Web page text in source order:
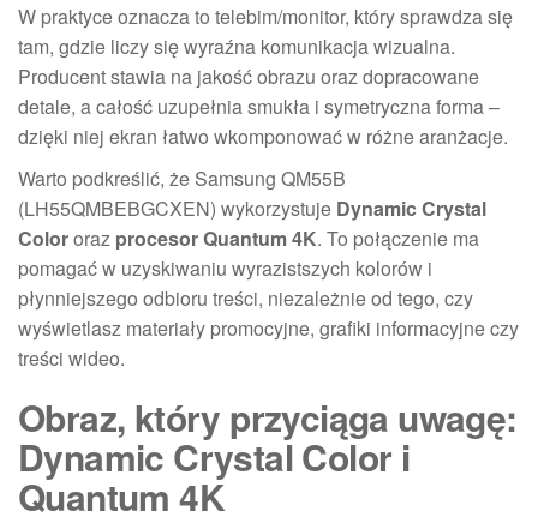
W praktyce oznacza to telebim/monitor, który sprawdza się
tam, gdzie liczy się wyraźna komunikacja wizualna.
Producent stawia na jakość obrazu oraz dopracowane
detale, a całość uzupełnia smukła i symetryczna forma –
dzięki niej ekran łatwo wkomponować w różne aranżacje.
Warto podkreślić, że Samsung QM55B
(LH55QMBEBGCXEN) wykorzystuje Dynamic Crystal
Colororaz procesor Quantum 4K. To połączenie ma
pomagać w uzyskiwaniu wyrazistszych kolorów i
płynniejszego odbioru treści, niezależnie od tego, czy
wyświetlasz materiały promocyjne, grafiki informacyjne czy
treści wideo.
Obraz, który przyciąga uwagę:
Dynamic Crystal Color i
Quantum 4K